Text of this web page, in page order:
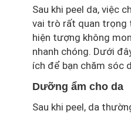
Sau khi peel da, việc
vai trò rất quan trọng
hiện tượng không
nhanh chóng. Dưới
ích để bạn chăm sóc
Dưỡng ẩm cho da
Sau khi peel, da